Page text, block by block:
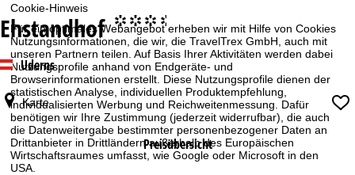
Cookie-Hinweis
Für ein optimales Webangebot erheben wir mit Hilfe von Cookies
Nutzungsinformationen, die wir, die TravelTrex GmbH, auch mit
unseren Partnern teilen. Auf Basis Ihrer Aktivitäten werden dabei
Nutzungsprofile anhand von Endgeräte- und
Browserinformationen erstellt. Diese Nutzungsprofile dienen der
statistischen Analyse, individuellen Produktempfehlung,
individualisierten Werbung und Reichweitenmessung. Dafür
benötigen wir Ihre Zustimmung (jederzeit widerrufbar), die auch
die Datenweitergabe bestimmter personenbezogener Daten an
Drittanbieter in Drittländern außerhalb des Europäischen
Wirtschaftsraumes umfasst, wie Google oder Microsoft in den
USA.
t
a
r
t
s
Ehstandhof °°°.
Uderns
Karte
Preisübersicht